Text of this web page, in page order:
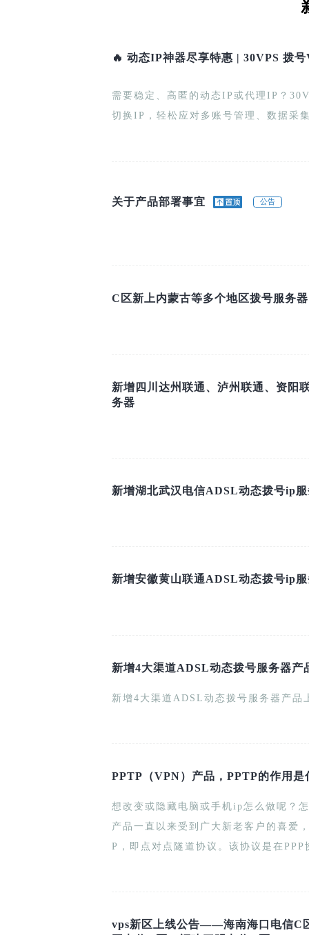
🔥 动态IP神器尽享特惠 | 30VPS 拨
需要稳定、高匿的动态IP或代理IP？
切换IP，轻松应对多账号管理、数据采
关于产品部署事宜 公告
C区新上内蒙古等多个地区拨号服务器
新增四川达州联通、泸州联通、资阳
务器
新增湖北武汉电信ADSL动态拨号ip
新增安徽黄山联通ADSL动态拨号ip
新增4大渠道ADSL动态拨号服务器产
新增4大渠道ADSL动态拨号服务器产
PPTP（VPN）产品，PPTP的作用是
想改变或隐藏电脑或手机ip怎么做呢？
产品一直以来受到广大新老客户的喜爱
P，即点对点隧道协议。该协议是在
vps新区上线公告——海南海口电信C